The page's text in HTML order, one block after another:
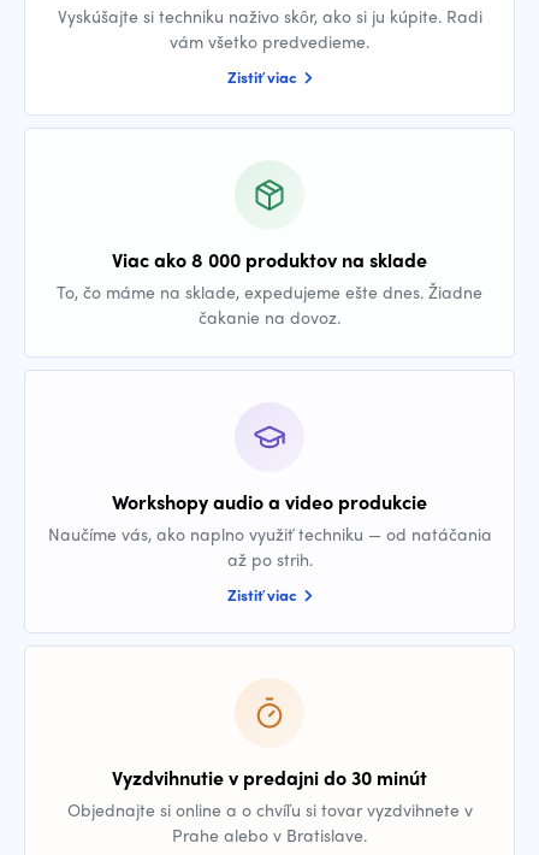
Vyskúšajte si techniku naživo skôr, ako si ju kúpite. Radi
vám všetko predvedieme.
Zistiť viac
Viac ako 8 000 produktov na sklade
To, čo máme na sklade, expedujeme ešte dnes. Žiadne
čakanie na dovoz.
Workshopy audio a video produkcie
Naučíme vás, ako naplno využiť techniku — od natáčania
až po strih.
Zistiť viac
Vyzdvihnutie v predajni do 30 minút
Objednajte si online a o chvíľu si tovar vyzdvihnete v
Prahe alebo v Bratislave.